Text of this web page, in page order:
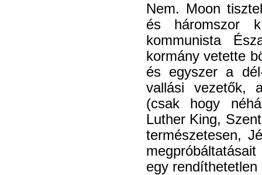
Nem. Moon
és háromszor
kommunista
kormány vetette
és egyszer a
vallási vezetők,
(csak hogy
Luther King,
természetesen,
egy